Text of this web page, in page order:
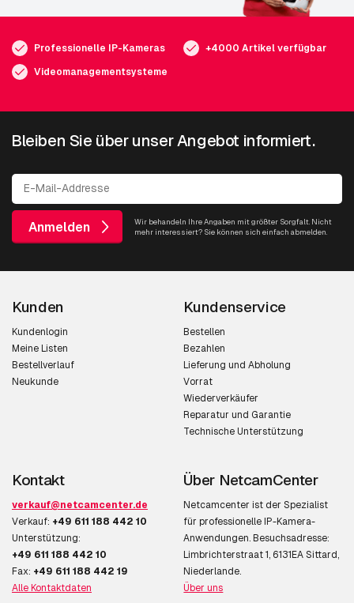
Professionelle IP-Kameras
+4000 Artikel verfügbar
Videomanagementsysteme
Bleiben Sie über unser Angebot informiert.
Anmelden
Wir behandeln Ihre Angaben mit größter Sorgfalt. Nicht
mehr interessiert? Sie können sich einfach abmelden.
Kunden
Kundenlogin
Meine Listen
Bestellverlauf
Neukunde
Kundenservice
Bestellen
Bezahlen
Lieferung und Abholung
Vorrat
Wiederverkäufer
Reparatur und Garantie
Technische Unterstützung
Kontakt
verkauf@netcamcenter.de
Verkauf: +49 611 188 442 10
Unterstützung:
+49 611 188 442 10
Fax: +49 611 188 442 19
Alle Kontaktdaten
Über NetcamCenter
Netcamcenter ist der Spezialist
für professionelle IP-Kamera-
Anwendungen. Besuchsadresse:
Limbrichterstraat 1, 6131EA Sittard,
Niederlande.
Über uns